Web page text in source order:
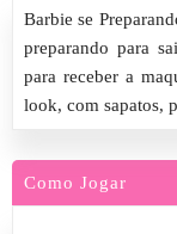
Barbie se
preparando para
para receber a
look, com sapatos,
Como Jogar